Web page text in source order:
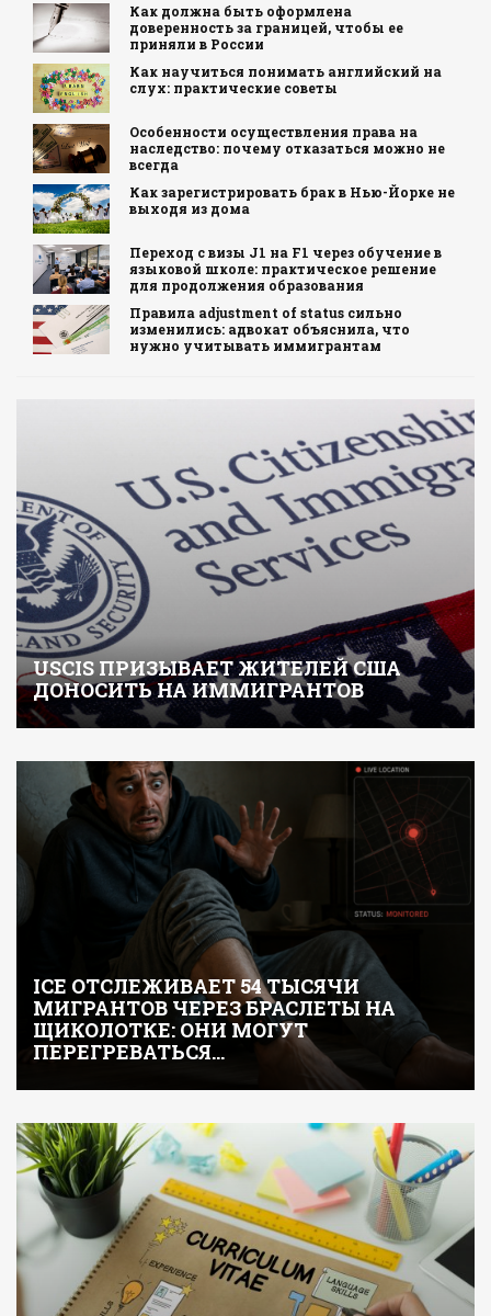
Как должна быть оформлена
доверенность за границей, чтобы ее
приняли в России
Как научиться понимать английский на
слух: практические советы
Особенности осуществления права на
наследство: почему отказаться можно не
всегда
Как зарегистрировать брак в Нью-Йорке не
выходя из дома
Переход с визы J1 на F1 через обучение в
языковой школе: практическое решение
для продолжения образования
Правила adjustment of status сильно
изменились: адвокат объяснила, что
нужно учитывать иммигрантам
USCIS ПРИЗЫВАЕТ ЖИТЕЛЕЙ США
ДОНОСИТЬ НА ИММИГРАНТОВ
ICE ОТСЛЕЖИВАЕТ 54 ТЫСЯЧИ
МИГРАНТОВ ЧЕРЕЗ БРАСЛЕТЫ НА
ЩИКОЛОТКЕ: ОНИ МОГУТ
ПЕРЕГРЕВАТЬСЯ…